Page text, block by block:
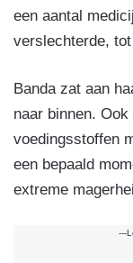
een aantal
verslechterde,
Banda zat aan
naar binnen.
voedingsstoffen
een bepaald
extreme
---